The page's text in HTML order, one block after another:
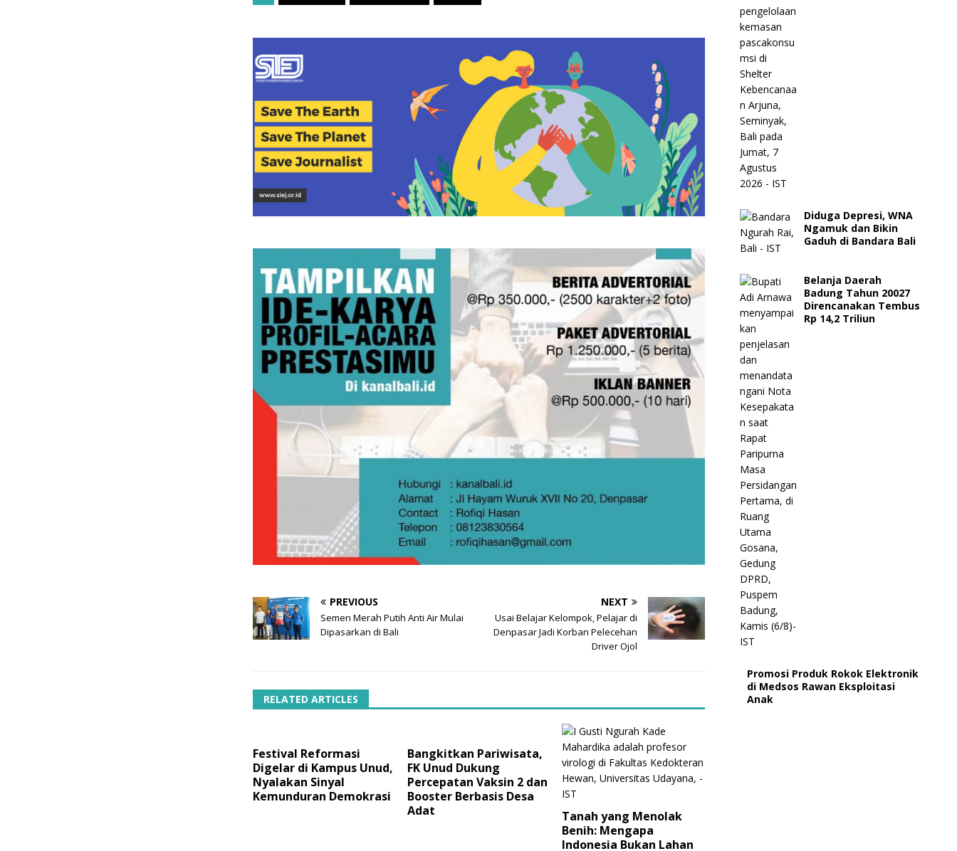
PREVIOUS
Semen Merah Putih Anti Air Mulai
Dipasarkan di Bali
NEXT
Usai Belajar Kelompok, Pelajar di
Denpasar Jadi Korban Pelecehan
Driver Ojol
RELATED ARTICLES
Festival Reformasi
Digelar di Kampus Unud,
Nyalakan Sinyal
Kemunduran Demokrasi
Bangkitkan Pariwisata,
FK Unud Dukung
Percepatan Vaksin 2 dan
Booster Berbasis Desa
Adat
Tanah yang Menolak
Benih: Mengapa
Indonesia Bukan Lahan
Diduga Depresi, WNA
Ngamuk dan Bikin
Gaduh di Bandara Bali
Belanja Daerah
Badung Tahun 20027
Direncanakan Tembus
Rp 14,2 Triliun
Promosi Produk Rokok Elektronik
di Medsos Rawan Eksploitasi
Anak